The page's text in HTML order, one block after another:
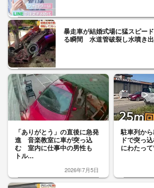
暴走車が結婚式場に猛スピー
る瞬間 水道管破裂し水噴き
「ありがとう」の直後に急発
進 音楽教室に車が突っ込
む 室内に仕事中の男性も
トル...
2026年7月5日
駐車列か
ドで突っ
にわたっ